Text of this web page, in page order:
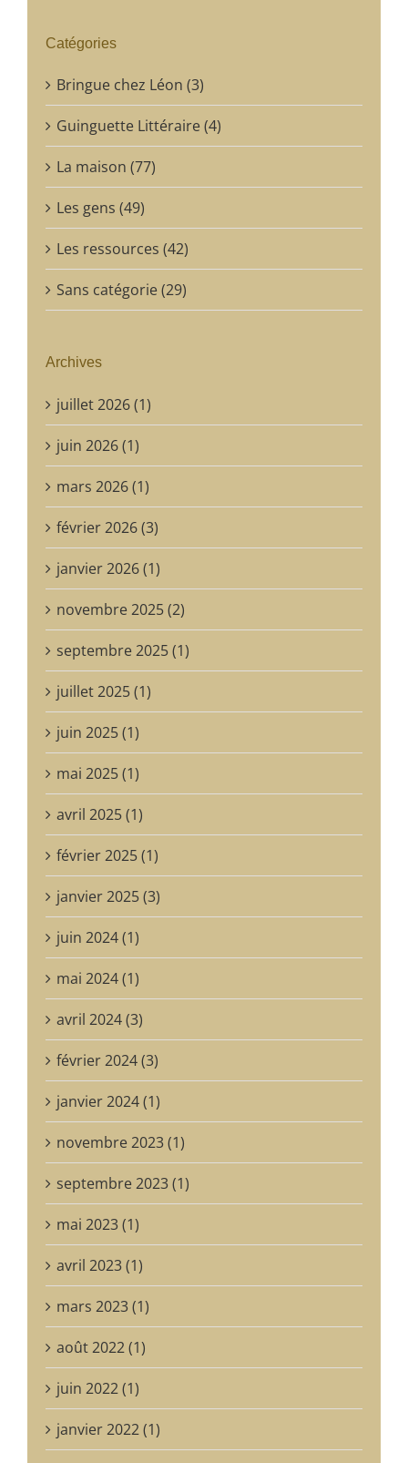
Catégories
Bringue chez Léon (3)
Guinguette Littéraire (4)
La maison (77)
Les gens (49)
Les ressources (42)
Sans catégorie (29)
Archives
juillet 2026 (1)
juin 2026 (1)
mars 2026 (1)
février 2026 (3)
janvier 2026 (1)
novembre 2025 (2)
septembre 2025 (1)
juillet 2025 (1)
juin 2025 (1)
mai 2025 (1)
avril 2025 (1)
février 2025 (1)
janvier 2025 (3)
juin 2024 (1)
mai 2024 (1)
avril 2024 (3)
février 2024 (3)
janvier 2024 (1)
novembre 2023 (1)
septembre 2023 (1)
mai 2023 (1)
avril 2023 (1)
mars 2023 (1)
août 2022 (1)
juin 2022 (1)
janvier 2022 (1)